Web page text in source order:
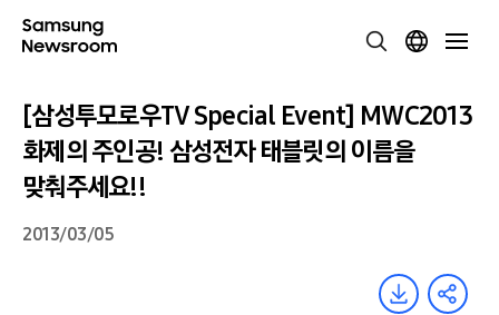
[삼성투모로우TV Special Event] MWC2013
화제의 주인공! 삼성전자 태블릿의 이름을
맞춰주세요!!
2013/03/05